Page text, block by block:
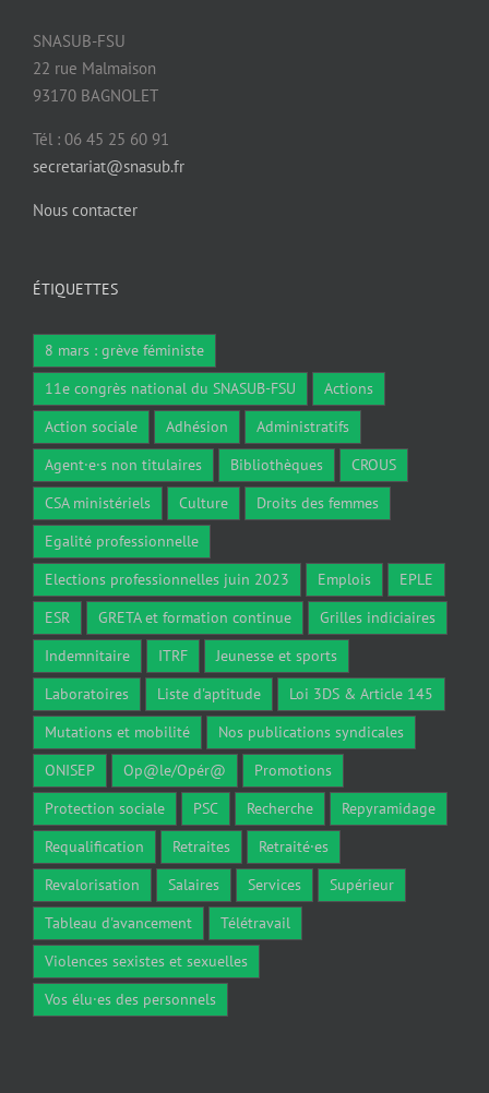
SNASUB-FSU
22 rue Malmaison
93170 BAGNOLET
Tél : 06 45 25 60 91
secretariat@snasub.fr
Nous contacter
ÉTIQUETTES
8 mars : grève féministe
11e congrès national du SNASUB-FSU
Actions
Action sociale
Adhésion
Administratifs
Agent·e·s non titulaires
Bibliothèques
CROUS
CSA ministériels
Culture
Droits des femmes
Egalité professionnelle
Elections professionnelles juin 2023
Emplois
EPLE
ESR
GRETA et formation continue
Grilles indiciaires
Indemnitaire
ITRF
Jeunesse et sports
Laboratoires
Liste d'aptitude
Loi 3DS & Article 145
Mutations et mobilité
Nos publications syndicales
ONISEP
Op@le/Opér@
Promotions
Protection sociale
PSC Recherche
Repyramidage
Requalification
Retraites
Retraité·es
Revalorisation
Salaires Services
Supérieur
Tableau d'avancement
Télétravail
Violences sexistes et sexuelles
Vos élu·es des personnels